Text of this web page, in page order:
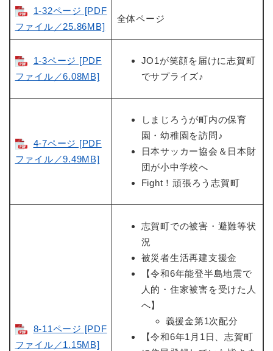
1-32ページ [PDF
ファイル／25.86MB]
全体ページ
1-3ページ [PDF
ファイル／6.08MB]
JO1が笑顔を届けに志賀町
でサプライズ♪
4-7ページ [PDF
ファイル／9.49MB]
しまじろうが町内の保育
園・幼稚園を訪問♪
日本サッカー協会＆日本財
団が小中学校へ
Fight！頑張ろう志賀町
8-11ページ [PDF
ファイル／1.15MB]
志賀町での被害・避難等状
況
被災者生活再建支援金
【令和6年能登半島地震で
人的・住家被害を受けた人
へ】
義援金第1次配分
【令和6年1月1日、志賀町